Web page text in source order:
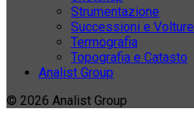
Strumentazione
Successioni e Volture
Termografia
Topografia e Catasto
Analist Group
© 2026 Analist Group